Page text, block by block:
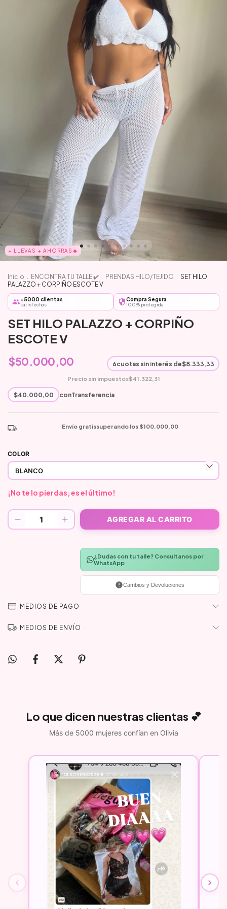
+ LLEVAS + AHORRAS🔥
Inicio . ENCONTRA TU TALLE ✔️ . PRENDAS HILO/TEJIDO . SET HILO
PALAZZO + CORPIÑO ESCOTE V
+5000 clientas
satisfechas
Compra Segura
100% protegida
SET HILO PALAZZO + CORPIÑO
ESCOTE V
$50.000,00 6cuotas sin interés de$8.333,33
Precio sin impuestos$41.322,31
$40.000,00 conTransferencia
Envío gratissuperando los $100.000,00
COLOR
¡No te lo pierdas, es el último!
¿Dudas con tu talle? Consultanos por
WhatsApp
Cambios y Devoluciones
MEDIOS DE PAGO
MEDIOS DE ENVÍO
Lo que dicen nuestras clientas 💕
Más de 5000 mujeres confían en Olivia